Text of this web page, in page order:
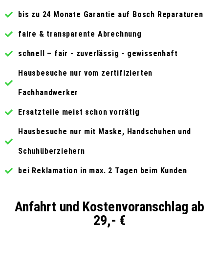
bis zu 24 Monate Garantie auf Bosch Reparaturen
faire & transparente Abrechnung
schnell – fair - zuverlässig - gewissenhaft
Hausbesuche nur vom zertifizierten
Fachhandwerker
Ersatzteile meist schon vorrätig
Hausbesuche nur mit Maske, Handschuhen und
Schuhüberziehern
bei Reklamation in max. 2 Tagen beim Kunden
Anfahrt und Kostenvoranschlag ab
29,- €